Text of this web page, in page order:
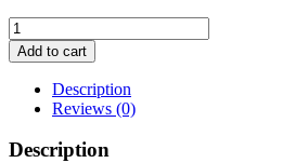
$135.00.
Quantity
Add to cart
Description
Reviews (0)
Description